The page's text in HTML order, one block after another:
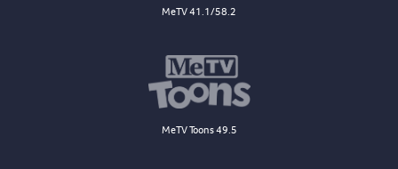
MeTV 41.1/58.2
MeTV Toons 49.5